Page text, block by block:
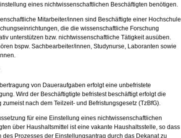
eines nichtwissenschaftlichen Beschäftigten benötigen.
Mitarbeiter/innen sind Beschäftigte einer Hochschule
die die wissenschaftliche Forschung
unterstützen bzw. nichtwissenschaftliche Tätigkeit ausüben.
bspw. Sachbearbeiter/innen, Studynurse, Laboranten sowie
von Daueraufgaben erfolgt eine unbefristete
Wird der Beschäftigtigte befristest beschäftigt erfolgt die
zumeist nach dem Teilzeit- und Befristungsgesetz (TzBfG).
für eine Einstellung eines nichtwissenschaftlichen
über Haushaltsmittel ist eine vakante Haushaltsstelle, so dass
des Prozesses der Einstellungsantrag durch das Dekanat zu